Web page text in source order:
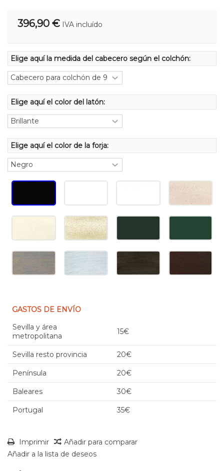
396,90 € IVA incluído
Elige aquí la medida del cabecero según el colchón:
Elige aquí el color de la forja:
Elige aquí el color del latón:
GASTOS DE ENVÍO
Sevilla y área
metropolitana
15€
Sevilla resto provincia 20€
Península 20€
Baleares 30€
Portugal 35€
Imprimir
Añadir para comparar
Añadir a la lista de deseos